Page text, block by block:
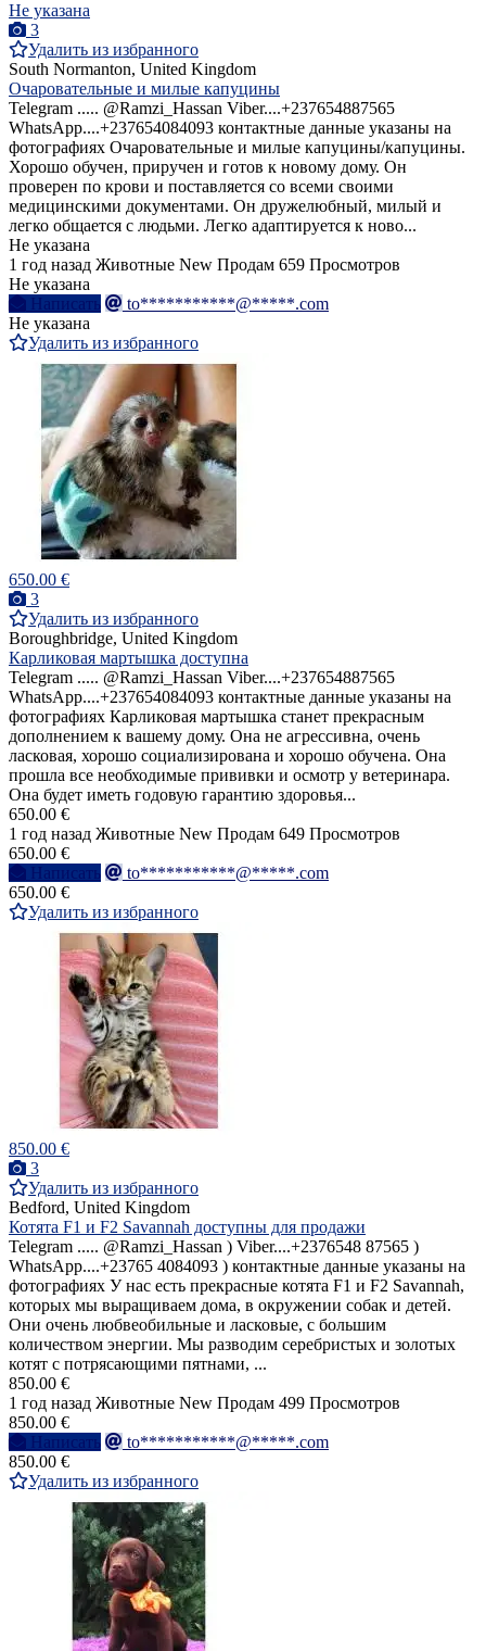
Не указана
3
Удалить из избранного
South Normanton, United Kingdom
Очаровательные и милые капуцины
Telegram ..... @Ramzi_Hassan Viber....+237654887565
WhatsApp....+237654084093 контактные данные указаны на
фотографиях Очаровательные и милые капуцины/капуцины.
Хорошо обучен, приручен и готов к новому дому. Он
проверен по крови и поставляется со всеми своими
медицинскими документами. Он дружелюбный, милый и
легко общается с людьми. Легко адаптируется к ново...
Не указана
1 год назад Животные New Продам 659 Просмотров
Не указана
Написать
to***********@*****.com
Не указана
Удалить из избранного
650.00 €
3
Удалить из избранного
Boroughbridge, United Kingdom
Карликовая мартышка доступна
Telegram ..... @Ramzi_Hassan Viber....+237654887565
WhatsApp....+237654084093 контактные данные указаны на
фотографиях Карликовая мартышка станет прекрасным
дополнением к вашему дому. Она не агрессивна, очень
ласковая, хорошо социализирована и хорошо обучена. Она
прошла все необходимые прививки и осмотр у ветеринара.
Она будет иметь годовую гарантию здоровья...
650.00 €
1 год назад Животные New Продам 649 Просмотров
650.00 €
Написать
to***********@*****.com
650.00 €
Удалить из избранного
850.00 €
3
Удалить из избранного
Bedford, United Kingdom
Котята F1 и F2 Savannah доступны для продажи
Telegram ..... @Ramzi_Hassan ) Viber....+2376548 87565 )
WhatsApp....+23765 4084093 ) контактные данные указаны на
фотографиях У нас есть прекрасные котята F1 и F2 Savannah,
которых мы выращиваем дома, в окружении собак и детей.
Они очень любвеобильные и ласковые, с большим
количеством энергии. Мы разводим серебристых и золотых
котят с потрясающими пятнами, ...
850.00 €
1 год назад Животные New Продам 499 Просмотров
850.00 €
Написать
to***********@*****.com
850.00 €
Удалить из избранного